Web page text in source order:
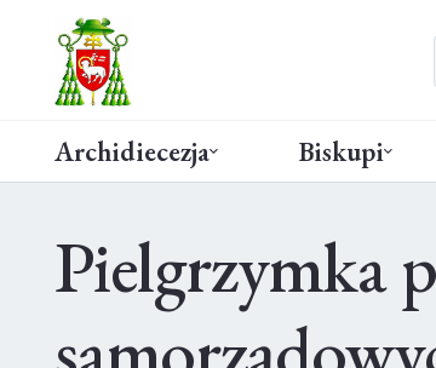
Archidiecezja Biskupi
Pielgrzymka